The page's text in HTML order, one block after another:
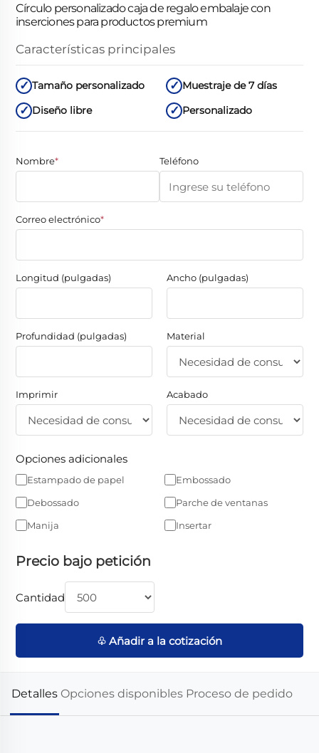
Círculo personalizado caja de regalo embalaje con
inserciones para productos premium
Características principales
Tamaño personalizado
Muestraje de 7 días
Diseño libre
Personalizado
Nombre* Teléfono
Correo electrónico*
Longitud (pulgadas) Ancho (pulgadas)
Profundidad (pulgadas) Material
Imprimir Acabado
Opciones adicionales
Estampado de papel
Embossado
Debossado
Parche de ventanas
Manija
Insertar
Precio bajo petición
Cantidad
♧ Añadir a la cotización
Detalles Opciones disponibles Proceso de pedido